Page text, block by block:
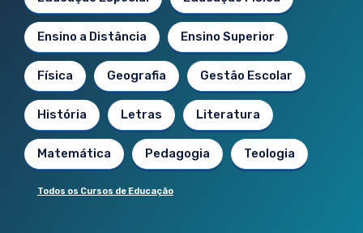
Ensino a Distância Ensino Superior
Física Geografia Gestão Escolar
História Letras Literatura
Matemática Pedagogia Teologia
Todos os Cursos de Educação